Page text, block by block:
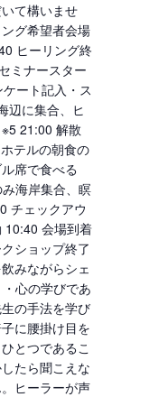
て構いませ
グ希望者会場
ヒーリング終
ミナースター
ート記入・ス
辺に集合、ヒ
21:00 解散
テルの朝食の
席で食べる
海岸集合、瞑
チェックアウ
10:40 会場到着
ショップ終了
みながらシェ
心の学びであ
の手法を学び
に腰掛け目を
とつであるこ
たら聞こえな
ヒーラーが声